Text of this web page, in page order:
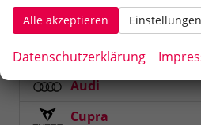
Fahrzeugnr.
Audi
Cupra
Alle akzeptieren Einstellungen
Datenschutzerklärung